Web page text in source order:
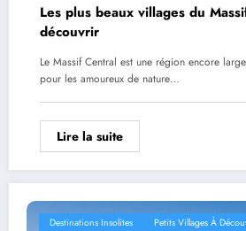
Les plus beaux villages du
découvrir
Le Massif Central est une région encore
pour les amoureux de nature…
Lire la suite
Destinations Insolites
Petits Villages À